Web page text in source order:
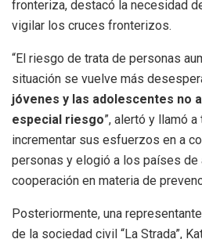
fronteriza, destacó la necesidad
vigilar los cruces fronterizos.
“El riesgo de trata de personas
situación se vuelve más
jóvenes y las adolescentes no
especial riesgo”, alertó y llamó
incrementar sus esfuerzos en a
personas y elogió a los países de
cooperación en materia de
Posteriormente, una
de la sociedad civil “La Strada”,